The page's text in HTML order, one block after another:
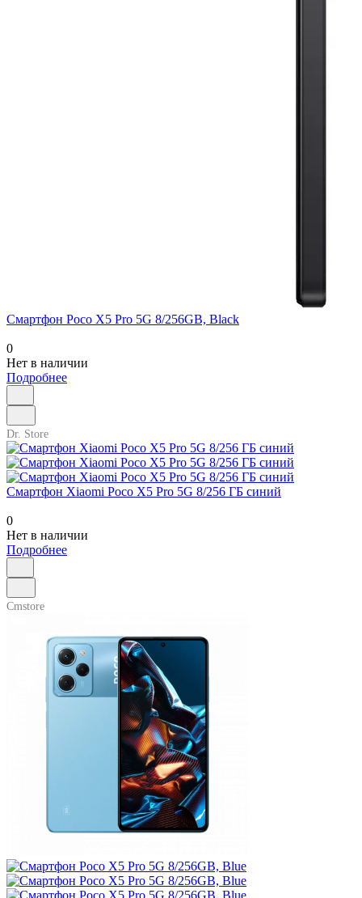
Смартфон Poco X5 Pro 5G 8/256GB, Black
0
Нет в наличии
Подробнее
Dr. Store
Смартфон Xiaomi Poco X5 Pro 5G 8/256 ГБ синий
0
Нет в наличии
Подробнее
Cmstore